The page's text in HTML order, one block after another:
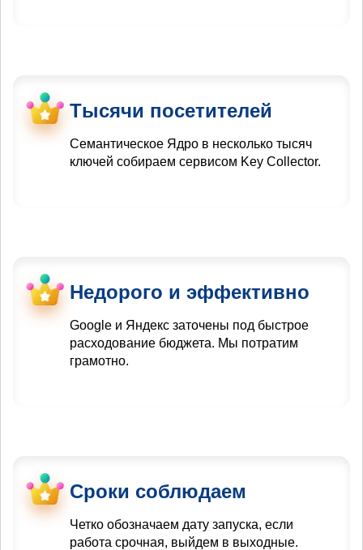
Тысячи посетителей
Семантическое Ядро в несколько тысяч
ключей собираем сервисом Key Collector.
Недорого и эффективно
Google и Яндекс заточены под быстрое
расходование бюджета. Мы потратим
грамотно.
Сроки соблюдаем
Четко обозначаем дату запуска, если
работа срочная, выйдем в выходные.